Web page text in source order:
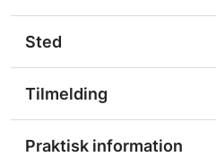
Sted
Tilmelding
Praktisk information